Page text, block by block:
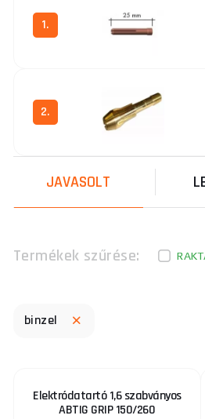
1.
2.
JAVASOLT
Termékek szűrése:
binzel
Elektródatartó 1,6 szabványos
ABTIG GRIP 150/260